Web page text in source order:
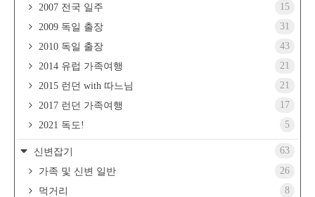
2007 전국 일주
15
2009 독일 출장
31
2010 독일 출장
43
2014 유럽 가족여행
21
2015 런던 with 따느님
21
2017 런던 가족여행
17
2021 독도!
5
신변잡기
63
가족 및 신변 일반
26
먹거리
8